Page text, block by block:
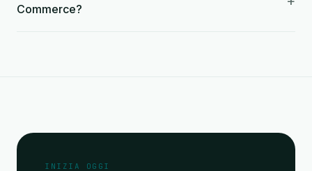
Commerce?
INIZIA OGGI